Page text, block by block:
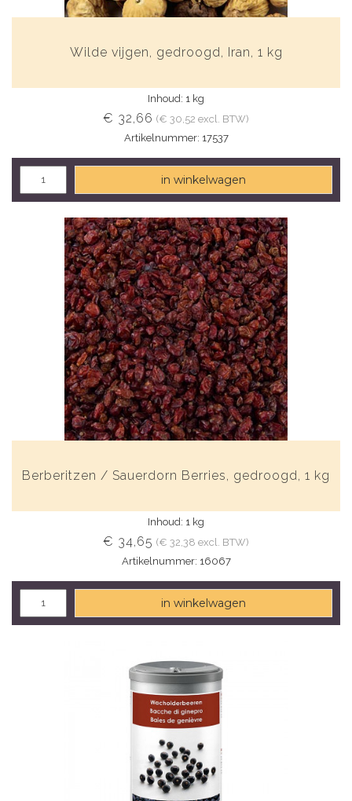
Wilde vijgen, gedroogd, Iran, 1 kg
Inhoud: 1 kg
€ 32,66 (€ 30,52 excl. BTW)
Artikelnummer: 17537
in winkelwagen
Berberitzen / Sauerdorn Berries, gedroogd, 1 kg
Inhoud: 1 kg
€ 34,65 (€ 32,38 excl. BTW)
Artikelnummer: 16067
in winkelwagen